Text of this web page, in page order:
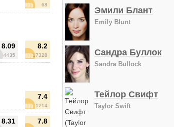
68
8.09
4435
8.2
17328
7.4
1214
8.31 7.8
Эмили Блант
Emily Blunt
Сандра Буллок
Sandra Bullock
Тейлор Свифт
Taylor Swift